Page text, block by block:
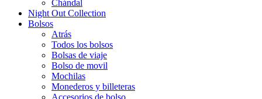
Chándal
Night Out Collection
Bolsos
Atrás
Todos los bolsos
Bolsas de viaje
Bolso de movil
Mochilas
Monederos y billeteras
Accesorios de bolso